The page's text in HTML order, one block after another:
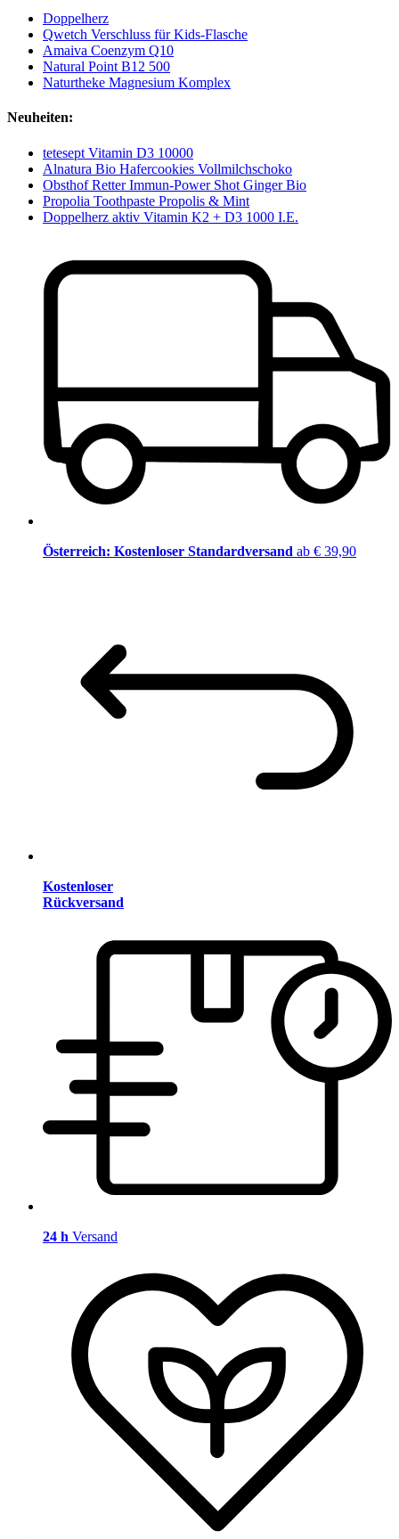
Doppelherz
Qwetch Verschluss für Kids-Flasche
Amaiva Coenzym Q10
Natural Point B12 500
Naturtheke Magnesium Komplex
Neuheiten:
tetesept Vitamin D3 10000
Alnatura Bio Hafercookies Vollmilchschoko
Obsthof Retter Immun-Power Shot Ginger Bio
Propolia Toothpaste Propolis & Mint
Doppelherz aktiv Vitamin K2 + D3 1000 I.E.
Österreich: Kostenloser Standardversand ab € 39,90
Kostenloser
Rückversand
24 h Versand